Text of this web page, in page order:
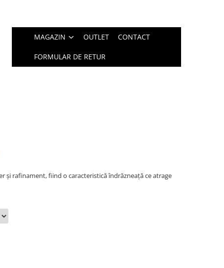
MAGAZIN OUTLET CONTACT
FORMULAR DE RETUR
și rafinament, fiind o caracteristică îndrăzneață ce atrage